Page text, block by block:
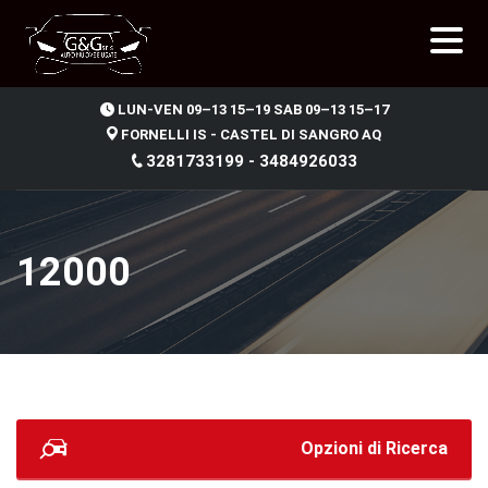
LUN-VEN 09–13 15–19 SAB 09–13 15–17
FORNELLI IS - CASTEL DI SANGRO AQ
3281733199 - 3484926033
12000
Opzioni di Ricerca